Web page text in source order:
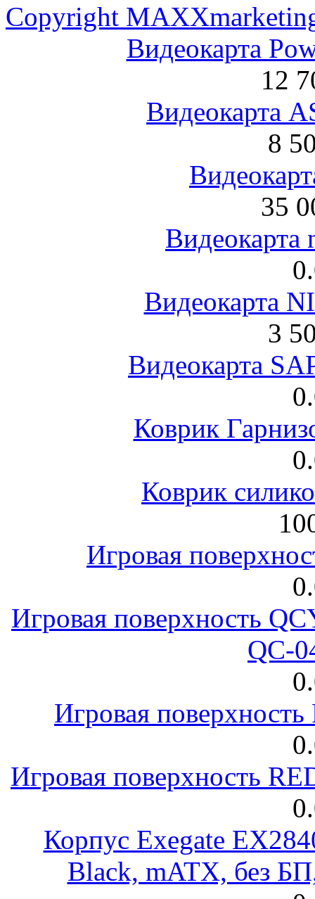
Copyright
Видеокарта
12
Видеокарта
8
35
Видеокарта
Видеокарта
3
Видеокарта
Коврик
Коврик
Игровая
Игровая поверхность
QC-
Игровая
Игровая поверхность
Корпус Exegate
Black, mATX, без